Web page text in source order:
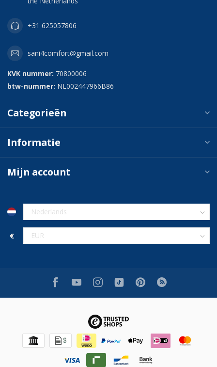
+31 625057806
sani4comfort@gmail.com
KVK nummer: 70800006
btw-nummer: NL002447966B86
Categorieën
Informatie
Mijn account
€